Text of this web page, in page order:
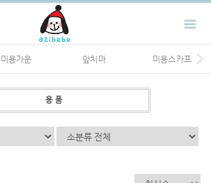
미용가운 앞치마 미용스카프
용품